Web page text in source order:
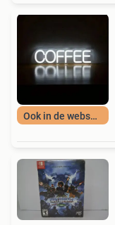
Ook in de webshop